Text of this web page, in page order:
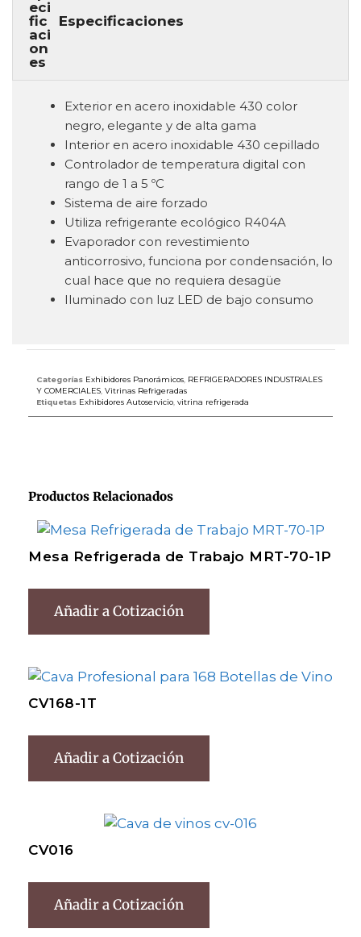
Especificaciones
Exterior en acero inoxidable 430 color
negro, elegante y de alta gama
Interior en acero inoxidable 430 cepillado
Controlador de temperatura digital con
rango de 1 a 5 ºC
Sistema de aire forzado
Utiliza refrigerante ecológico R404A
Evaporador con revestimiento
anticorrosivo, funciona por condensación, lo
cual hace que no requiera desagüe
Iluminado con luz LED de bajo consumo
Categorías Exhibidores Panorámicos REFRIGERADORES INDUSTRIALES
Y COMERCIALES Vitrinas Refrigeradas
Etiquetas Exhibidores Autoservicio vitrina refrigerada
Productos Relacionados
Mesa Refrigerada de Trabajo MRT-70-1P
Añadir a Cotización
CV168-1T
Añadir a Cotización
CV016
Añadir a Cotización